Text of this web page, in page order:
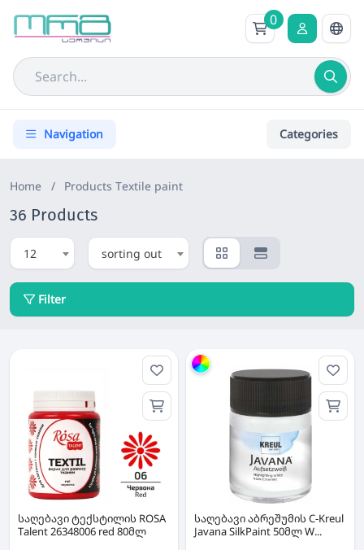
0
Navigation Categories
Home / Products Textile paint
36 Products
12 sorting out
Filter
საღებავი ტექსტილის ROSA
Talent 26348006 red 80მლ
საღებავი აბრეშუმის C-Kreul
Javana SilkPaint 50მლ W...